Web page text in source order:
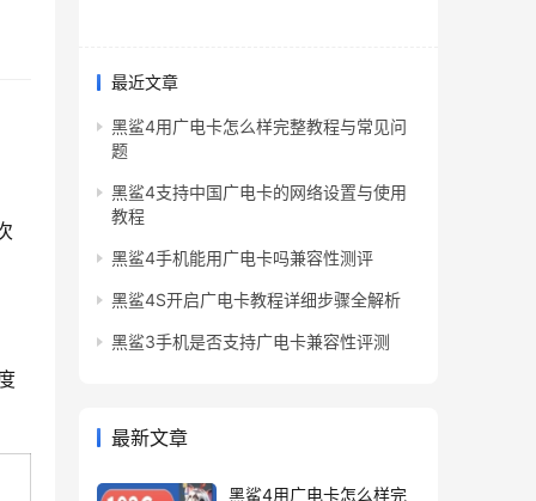
最近文章
黑鲨4用广电卡怎么样完整教程与常见问
题
黑鲨4支持中国广电卡的网络设置与使用
教程
黑鲨4手机能用广电卡吗兼容性测评
黑鲨4S开启广电卡教程详细步骤全解析
黑鲨3手机是否支持广电卡兼容性评测
最新文章
黑鲨4用广电卡怎么样完